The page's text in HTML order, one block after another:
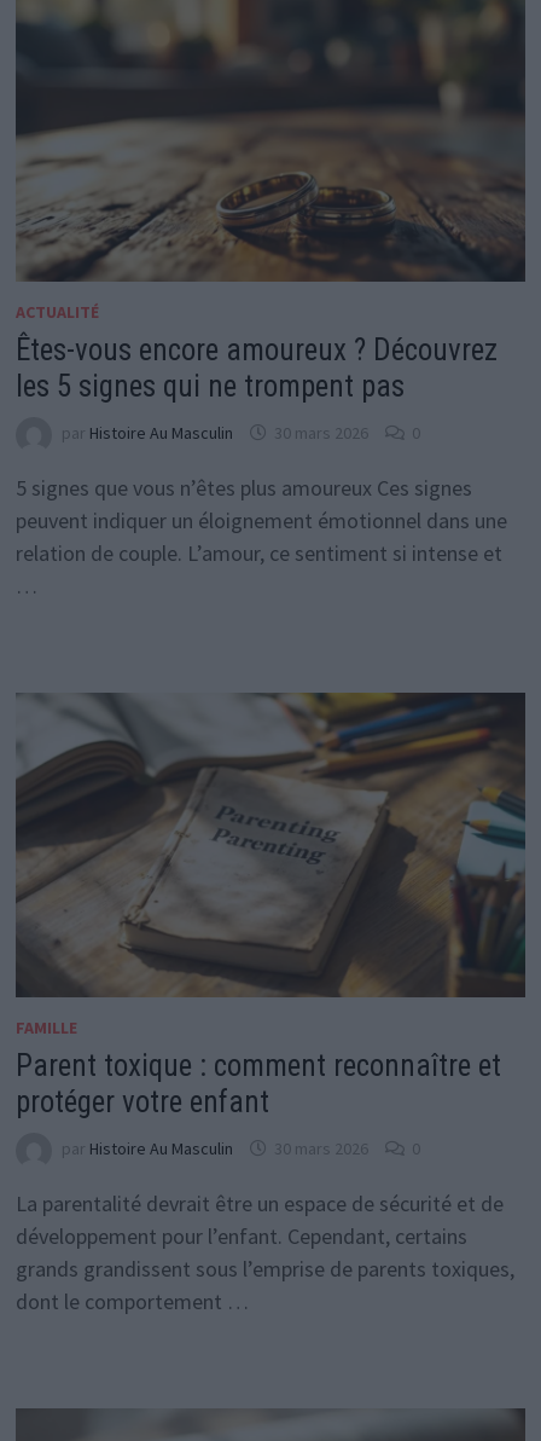
ACTUALITÉ
Êtes-vous encore amoureux ? Découvrez
les 5 signes qui ne trompent pas
par Histoire Au Masculin 30 mars 2026 0
5 signes que vous n’êtes plus amoureux Ces signes
peuvent indiquer un éloignement émotionnel dans une
relation de couple. L’amour, ce sentiment si intense et
…
FAMILLE
Parent toxique : comment reconnaître et
protéger votre enfant
par Histoire Au Masculin 30 mars 2026 0
La parentalité devrait être un espace de sécurité et de
développement pour l’enfant. Cependant, certains
grands grandissent sous l’emprise de parents toxiques,
dont le comportement …